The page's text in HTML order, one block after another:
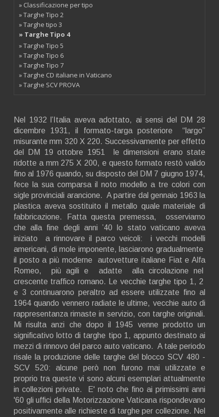
» Classificazione per tipo
» Targhe Tipo 2
» Targhe tipo 3
» Targhe Tipo 4
» Targhe Tipo 5
» Targhe Tipo 6
» Targhe Tipo 7
» Targhe CD italiane in Vaticano
» Targhe SCV PROVA
Nel 1932 l’Italia aveva adottato, ai sensi del DM 28
dicembre 1931, il formato-targa posteriore “largo”
misurante mm 320 X 220. Successivamente per effetto
del DM 19 ottobre 1951 le dimensioni erano state
ridotte a mm 275 X 200, e questo formato restò valido
fino al 1976 quando, su disposto del DM 7 giugno 1974,
fece la sua comparsa il noto modello a tre colori con
sigle provinciali arancione. A partire dal gennaio 1963 la
plastica aveva sostituito il metallo quale materiale di
fabbricazione. Fatta questa premessa, osserviamo
che alla fine degli anni ’40 lo stato vaticano aveva
iniziato a rinnovare il parco veicoli: i vecchi modelli
americani, di mole imponente, lasciarono gradualmente
il posto a più moderne autovetture italiane Fiat e Alfa
Romeo, più agili e adatte alla circolazione nel
crescente traffico romano. Le vecchie targhe tipo 1, 2
e 3 continuarono peraltro ad essere utilizzate fino al
1964 quando vennero radiate le ultime, vecchie auto di
rappresentanza rimaste in servizio, con targhe originali.
Mi risulta anzi che dopo il 1945 venne prodotto un
significativo lotto di targhe tipo 1, appunto destinato ai
mezzi di rinnovo del parco auto vaticano. A tale periodo
risale la produzione delle targhe del blocco SCV 480 -
SCV 520: alcune però non furono mai utilizzate e
proprio tra queste vi sono alcuni esemplari attualmente
in collezioni private. E' noto che fino ai primissimi anni
'60 gli uffici della Motorizzazione Vaticana rispondevano
positivamente alle richieste di targhe per collezione. Nel